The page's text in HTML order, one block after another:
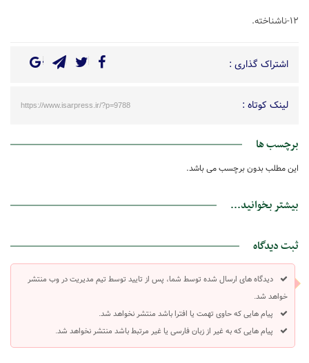
۱۲-ناشناخته.
اشتراک گذاری :
لینک کوتاه : https://www.isarpress.ir/?p=9788
برچسب ها
این مطلب بدون برچسب می باشد.
بیشتر بخوانید...
ثبت دیدگاه
دیدگاه های ارسال شده توسط شما، پس از تایید توسط تیم مدیریت در وب منتشر
خواهد شد.
پیام هایی که حاوی تهمت یا افترا باشد منتشر نخواهد شد.
پیام هایی که به غیر از زبان فارسی یا غیر مرتبط باشد منتشر نخواهد شد.